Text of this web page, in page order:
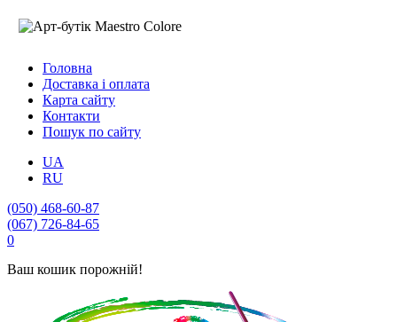
Головна
Доставка і оплата
Карта сайту
Контакти
Пошук по сайту
UA
RU
(050) 468-60-87
(067) 726-84-65
0
Ваш кошик порожній!